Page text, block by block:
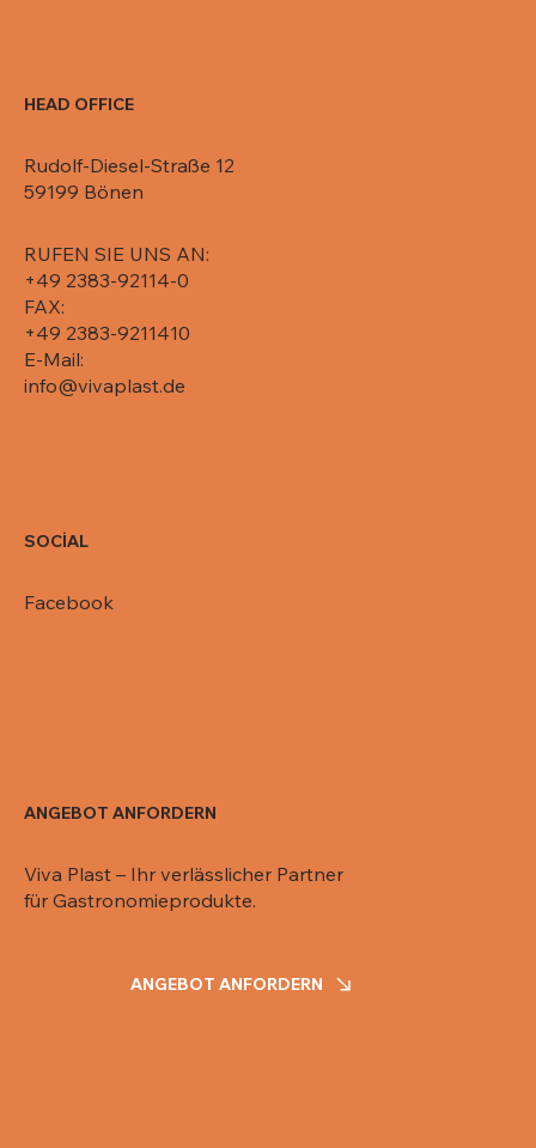
HEAD OFFICE
Rudolf-Diesel-Straße 12
59199 Bönen
RUFEN SIE UNS AN:
+49 2383-92114-0
FAX:
+49 2383-9211410
E-Mail:
info@vivaplast.de
SOCİAL
Facebook
ANGEBOT ANFORDERN
Viva Plast – Ihr verlässlicher Partner
für Gastronomieprodukte.
ANGEBOT ANFORDERN